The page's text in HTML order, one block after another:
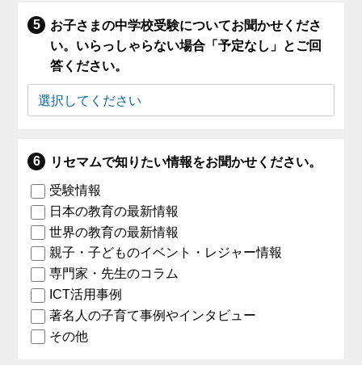
お子さまの中学校受験についてお聞かせくださ
い。いらっしゃらない場合「予定なし」とご回
答ください。
リセマムで知りたい情報をお聞かせください。
受験情報
日本の教育の最新情報
世界の教育の最新情報
親子・子どものイベント・レジャー情報
専門家・先生のコラム
ICT活用事例
著名人の子育て事例やインタビュー
その他